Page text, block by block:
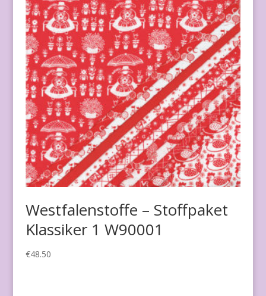
Westfalenstoffe – Stoffpaket
Klassiker 1 W90001
€48.50